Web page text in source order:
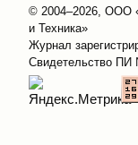
© 2004–2026, ООО
и Техника»
Журнал
Свидетельство